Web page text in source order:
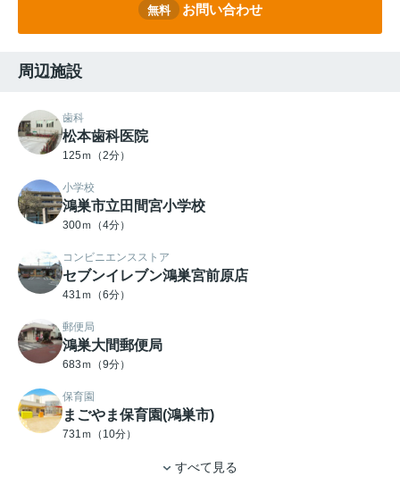
無料 お問い合わせ
周辺施設
歯科
松本歯科医院
125ｍ（2分）
小学校
鴻巣市立田間宮小学校
300ｍ（4分）
コンビニエンスストア
セブンイレブン鴻巣宮前原店
431ｍ（6分）
郵便局
鴻巣大間郵便局
683ｍ（9分）
保育園
まごやま保育園(鴻巣市)
731ｍ（10分）
すべて見る